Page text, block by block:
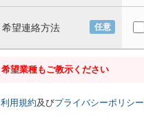
任意
希望連絡方法
希望業種もご教示ください
利用規約及びプライバシーポリシー